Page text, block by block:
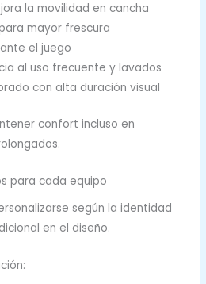
la movilidad en cancha
mayor frescura
el juego
al uso frecuente y lavados
con alta duración visual
confort incluso en
para cada equipo
según la identidad
en el diseño.